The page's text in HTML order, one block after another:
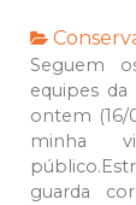
Seguem
equipes da
ontem (16/
minha
guarda